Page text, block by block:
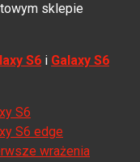
sklepie
S6 i Galaxy S6
S6
S6 edge
wrażenia